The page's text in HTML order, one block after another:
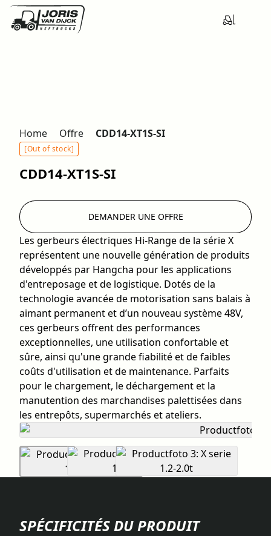
Home Offre CDD14-XT1S-SI
[Out of stock]
CDD14-XT1S-SI
Les gerbeurs électriques Hi-Range de la série X
représentent une nouvelle génération de produits
développés par Hangcha pour les applications
d'entreposage et de logistique. Dotés de la
technologie avancée de motorisation sans balais à
aimant permanent et d’un nouveau système 48V,
ces gerbeurs offrent des performances
exceptionnelles, une utilisation confortable et
sûre, ainsi qu'une grande fiabilité et de faibles
coûts d'utilisation et de maintenance. Parfaits
pour le chargement, le déchargement et la
manutention des marchandises palettisées dans
les entrepôts, supermarchés et ateliers.
DEMANDER UNE OFFRE
SPÉCIFICITÉS DU PRODUIT